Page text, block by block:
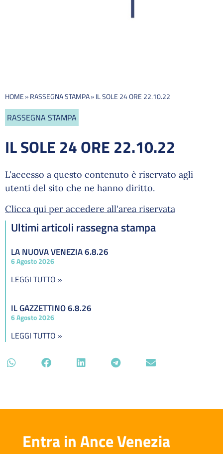
HOME»RASSEGNA STAMPA»IL SOLE 24 ORE 22.10.22
RASSEGNA STAMPA
IL SOLE 24 ORE 22.10.22
L'accesso a questo contenuto è riservato agli
utenti del sito che ne hanno diritto.
Clicca qui per accedere all'area riservata
Ultimi articoli rassegna stampa
LA NUOVA VENEZIA 6.8.26
6 Agosto 2026
LEGGI TUTTO »
IL GAZZETTINO 6.8.26
6 Agosto 2026
LEGGI TUTTO »
Entra in Ance Venezia